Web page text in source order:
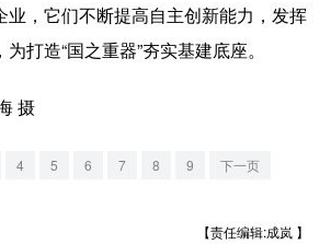
吉林
安徽 福建 江西
业，它们不断提高自主创新能力，发挥
打造“国之重器”夯实基建底座。
摄
4 5 6 7 8 9 下一页
【责任编辑:成岚 】